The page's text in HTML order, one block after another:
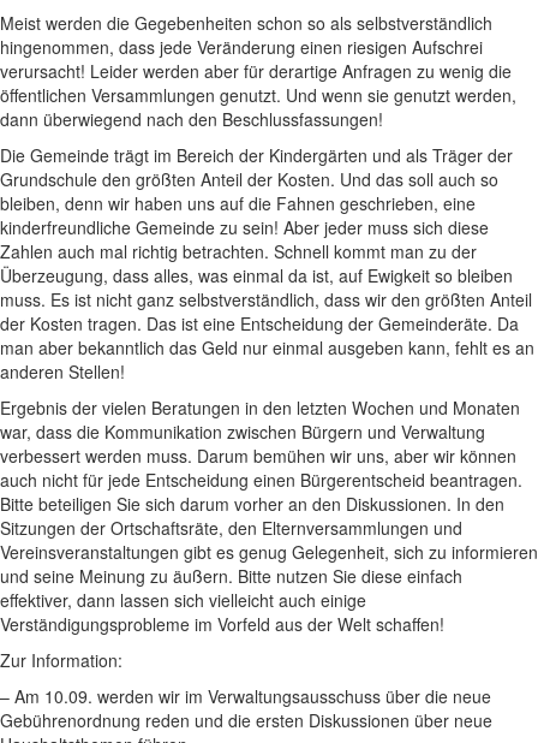
Meist werden die Gegebenheiten schon so als selbstverständlich
hingenommen, dass jede Veränderung einen riesigen Aufschrei
verursacht! Leider werden aber für derartige Anfragen zu wenig die
öffentlichen Versammlungen genutzt. Und wenn sie genutzt werden,
dann überwiegend nach den Beschlussfassungen!
Die Gemeinde trägt im Bereich der Kindergärten und als Träger der
Grundschule den größten Anteil der Kosten. Und das soll auch so
bleiben, denn wir haben uns auf die Fahnen geschrieben, eine
kinderfreundliche Gemeinde zu sein! Aber jeder muss sich diese
Zahlen auch mal richtig betrachten. Schnell kommt man zu der
Überzeugung, dass alles, was einmal da ist, auf Ewigkeit so bleiben
muss. Es ist nicht ganz selbstverständlich, dass wir den größten Anteil
der Kosten tragen. Das ist eine Entscheidung der Gemeinderäte. Da
man aber bekanntlich das Geld nur einmal ausgeben kann, fehlt es an
anderen Stellen!
Ergebnis der vielen Beratungen in den letzten Wochen und Monaten
war, dass die Kommunikation zwischen Bürgern und Verwaltung
verbessert werden muss. Darum bemühen wir uns, aber wir können
auch nicht für jede Entscheidung einen Bürgerentscheid beantragen.
Bitte beteiligen Sie sich darum vorher an den Diskussionen. In den
Sitzungen der Ortschaftsräte, den Elternversammlungen und
Vereinsveranstaltungen gibt es genug Gelegenheit, sich zu informieren
und seine Meinung zu äußern. Bitte nutzen Sie diese einfach
effektiver, dann lassen sich vielleicht auch einige
Verständigungsprobleme im Vorfeld aus der Welt schaffen!
Zur Information:
– Am 10.09. werden wir im Verwaltungsausschuss über die neue
Gebührenordnung reden und die ersten Diskussionen über neue